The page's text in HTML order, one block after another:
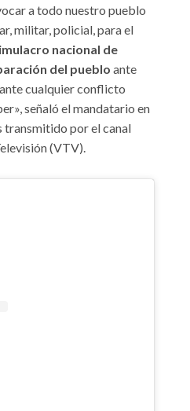
a todo nuestro pueblo
militar, policial, para el
nacional de
del pueblo ante
cualquier conflicto
señaló el mandatario en
transmitido por el canal
(VTV).